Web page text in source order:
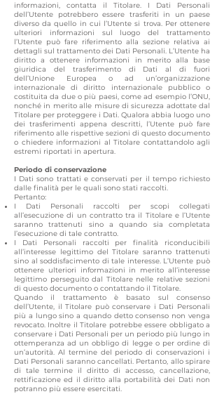
informazioni, contatta il Titolare. I Dati Personali
dell’Utente potrebbero essere trasferiti in un paese
diverso da quello in cui l’Utente si trova. Per ottenere
ulteriori informazioni sul luogo del trattamento
l’Utente può fare riferimento alla sezione relativa ai
dettagli sul trattamento dei Dati Personali. L’Utente ha
diritto a ottenere informazioni in merito alla base
giuridica del trasferimento di Dati al di fuori
dell’Unione Europea o ad un’organizzazione
internazionale di diritto internazionale pubblico o
costituita da due o più paesi, come ad esempio l’ONU,
nonché in merito alle misure di sicurezza adottate dal
Titolare per proteggere i Dati. Qualora abbia luogo uno
dei trasferimenti appena descritti, l’Utente può fare
riferimento alle rispettive sezioni di questo documento
o chiedere informazioni al Titolare contattandolo agli
estremi riportati in apertura.
Periodo di conservazione
I Dati sono trattati e conservati per il tempo richiesto
dalle finalità per le quali sono stati raccolti.
Pertanto:
I Dati Personali raccolti per scopi collegati
all’esecuzione di un contratto tra il Titolare e l’Utente
saranno trattenuti sino a quando sia completata
l’esecuzione di tale contratto.
I Dati Personali raccolti per finalità riconducibili
all’interesse legittimo del Titolare saranno trattenuti
sino al soddisfacimento di tale interesse. L’Utente può
ottenere ulteriori informazioni in merito all’interesse
legittimo perseguito dal Titolare nelle relative sezioni
di questo documento o contattando il Titolare.
Quando il trattamento è basato sul consenso
dell’Utente, il Titolare può conservare i Dati Personali
più a lungo sino a quando detto consenso non venga
revocato. Inoltre il Titolare potrebbe essere obbligato a
conservare i Dati Personali per un periodo più lungo in
ottemperanza ad un obbligo di legge o per ordine di
un’autorità. Al termine del periodo di conservazioni i
Dati Personali saranno cancellati. Pertanto, allo spirare
di tale termine il diritto di accesso, cancellazione,
rettificazione ed il diritto alla portabilità dei Dati non
potranno più essere esercitati.